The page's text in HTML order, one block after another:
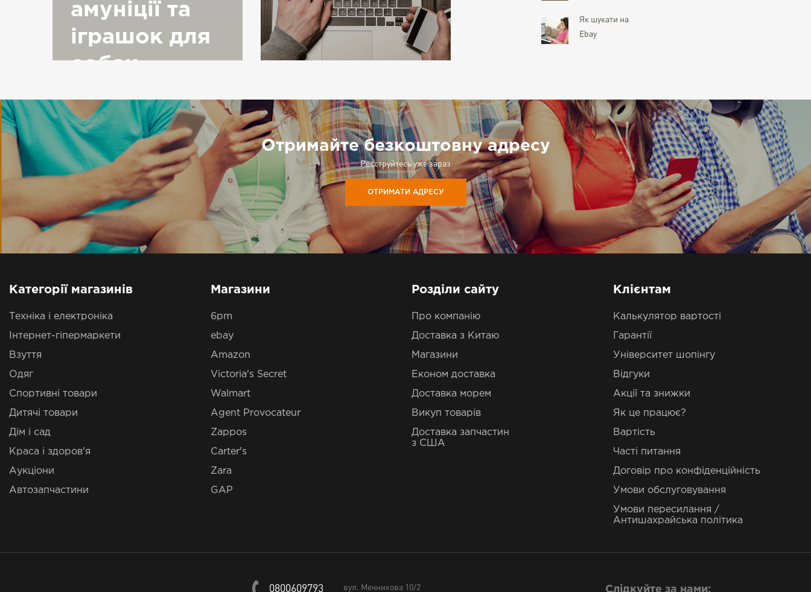
амуніції та
іграшок для
собак
Як шукати на
Ebay
Отримайте безкоштовну адресу
Реєструйтесь уже зараз
ОТРИМАТИ АДРЕСУ
Категорії магазинів
Техніка і електроніка
Інтернет-гіпермаркети
Взуття
Одяг
Спортивні товари
Дитячі товари
Дім і сад
Краса і здоров'я
Аукціони
Автозапчастини
Магазини
6pm
ebay
Amazon
Victoria's Secret
Walmart
Agent Provocateur
Zappos
Carter's
Zara
GAP
Розділи сайту
Про компанію
Доставка з Китаю
Магазини
Економ доставка
Доставка морем
Викуп товарів
Доставка запчастин
з США
Клієнтам
Калькулятор вартості
Гарантії
Університет шопінгу
Відгуки
Акції та знижки
Як це працює?
Вартість
Часті питання
Договір про конфіденційність
Умови обслуговування
Умови пересилання /
Антишахрайська політика
0800609793 вул. Мечникова 10/2 Слідкуйте за нами: